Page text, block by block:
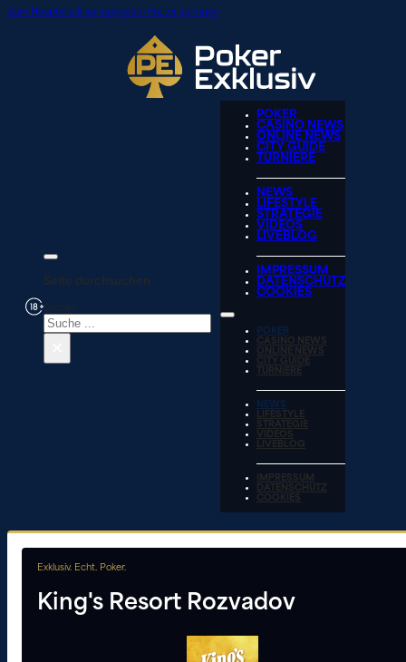
Zum Hauptinhalt springenZum Footer springen
Seite durchsuchen
POKER
CASINO NEWS
ONLINE NEWS
CITY GUIDE
TURNIERE
NEWS
LIFESTYLE
STRATEGIE
VIDEOS
LIVEBLOG
IMPRESSUM
DATENSCHUTZ
COOKIES
POKER
CASINO NEWS
ONLINE NEWS
CITY GUIDE
TURNIERE
NEWS
LIFESTYLE
STRATEGIE
VIDEOS
LIVEBLOG
IMPRESSUM
DATENSCHUTZ
COOKIES
Exklusiv. Echt. Poker.
King's Resort Rozvadov